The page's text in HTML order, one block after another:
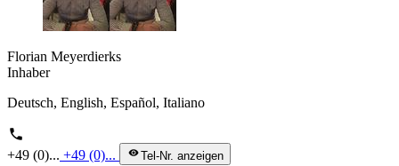
Florian Meyerdierks
Inhaber
Deutsch, English, Español, Italiano
phone
+49 (0)... +49 (0)... visibilityTel-Nr. anzeigen